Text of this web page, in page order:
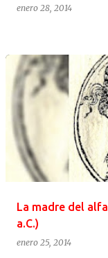
enero 28, 2014
La madre del
a.C.)
enero 25, 2014